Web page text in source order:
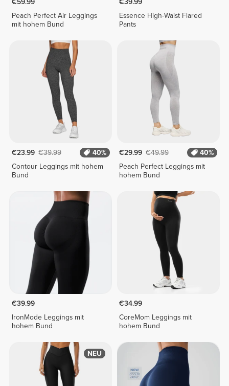
€59.99
Peach Perfect Air Leggings
mit hohem Bund
€39.99
Essence High-Waist Flared
Pants
€23.99 €39.99
40%
Contour Leggings mit hohem
Bund
€29.99 €49.99
40%
Peach Perfect Leggings mit
hohem Bund
€39.99
IronMode Leggings mit
hohem Bund
€34.99
CoreMom Leggings mit
hohem Bund
NEU